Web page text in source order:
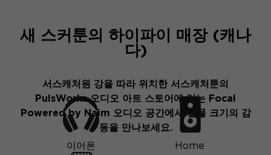
새 스커툰의 하이파이 매장 (캐나
다)
서스캐처원 강을 따라 위치한 서스캐처툰의
PulsWorks 오디오 아트 스토어에 있는 Focal
Powered by Naim 오디오 공간에서 실물 크기의 감
동을 만나보세요.
이어폰
Home